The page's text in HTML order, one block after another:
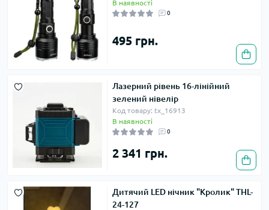
В наявності
0
495 грн.
Лазерний рівень 16-лінійний
зелений нівелір
Код товару: tx_16913
В наявності
0
2 341 грн.
Дитячий LED нічник "Кролик" THL-
24-127